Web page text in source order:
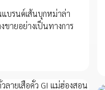
แบรนด์เส้นบุกหม่าล่า
ขายอย่างเป็นทางการ